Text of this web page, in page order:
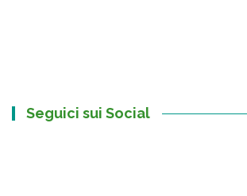
Seguici sui Social